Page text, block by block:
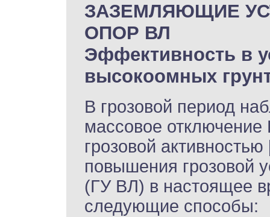
ЗАЗЕМЛЯЮЩИЕ
ОПОР ВЛ
Эффективность в
высокоомных
В грозовой период
массовое отключение
грозовой
повышения грозовой
(ГУ ВЛ) в настоящее
следующие способы: